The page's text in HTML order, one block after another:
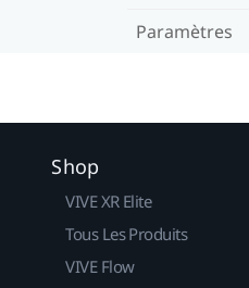
Paramètres
Shop
VIVE XR Elite
Tous Les Produits
VIVE Flow